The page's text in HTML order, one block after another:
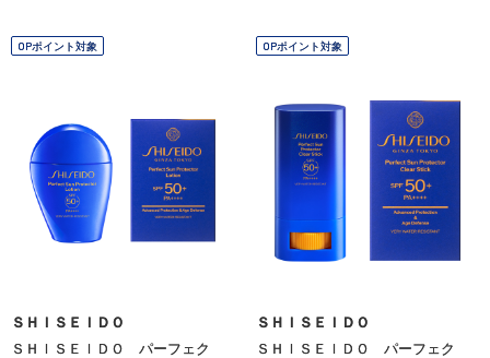
OPポイント対象
ＳＨＩＳＥＩＤＯ
ＳＨＩＳＥＩＤＯ パーフェク
OPポイント対象
ＳＨＩＳＥＩＤＯ
ＳＨＩＳＥＩＤＯ パーフェク